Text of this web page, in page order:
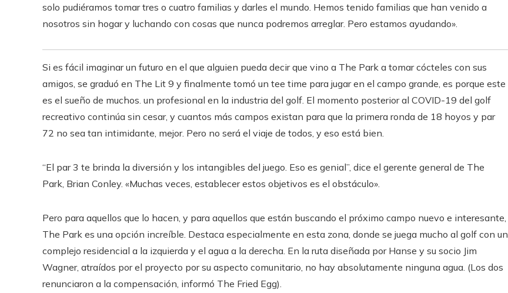
solo pudiéramos tomar tres o cuatro familias y darles el mundo. Hemos tenido familias que han venido a
nosotros sin hogar y luchando con cosas que nunca podremos arreglar. Pero estamos ayudando».
Si es fácil imaginar un futuro en el que alguien pueda decir que vino a The Park a tomar cócteles con sus
amigos, se graduó en The Lit 9 y finalmente tomó un tee time para jugar en el campo grande, es porque este
es el sueño de muchos. un profesional en la industria del golf. El momento posterior al COVID-19 del golf
recreativo continúa sin cesar, y cuantos más campos existan para que la primera ronda de 18 hoyos y par
72 no sea tan intimidante, mejor. Pero no será el viaje de todos, y eso está bien.
“El par 3 te brinda la diversión y los intangibles del juego. Eso es genial”, dice el gerente general de The
Park, Brian Conley. «Muchas veces, establecer estos objetivos es el obstáculo».
Pero para aquellos que lo hacen, y para aquellos que están buscando el próximo campo nuevo e interesante,
The Park es una opción increíble. Destaca especialmente en esta zona, donde se juega mucho al golf con un
complejo residencial a la izquierda y el agua a la derecha. En la ruta diseñada por Hanse y su socio Jim
Wagner, atraídos por el proyecto por su aspecto comunitario, no hay absolutamente ninguna agua. (Los dos
renunciaron a la compensación, informó The Fried Egg).